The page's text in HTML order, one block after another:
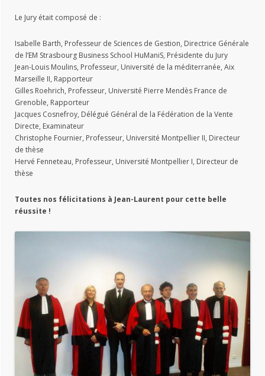
Le Jury était composé de :
Isabelle Barth, Professeur de Sciences de Gestion, Directrice Générale
de l’EM Strasbourg Business School HuManiS, Présidente du Jury
Jean-Louis Moulins, Professeur, Université de la méditerranée, Aix
Marseille II, Rapporteur
Gilles Roehrich, Professeur, Université Pierre Mendès France de
Grenoble, Rapporteur
Jacques Cosnefroy, Délégué Général de la Fédération de la Vente
Directe, Examinateur
Christophe Fournier, Professeur, Université Montpellier II, Directeur
de thèse
Hervé Fenneteau, Professeur, Université Montpellier I, Directeur de
thèse
Toutes nos félicitations à Jean-Laurent pour cette belle
réussite !